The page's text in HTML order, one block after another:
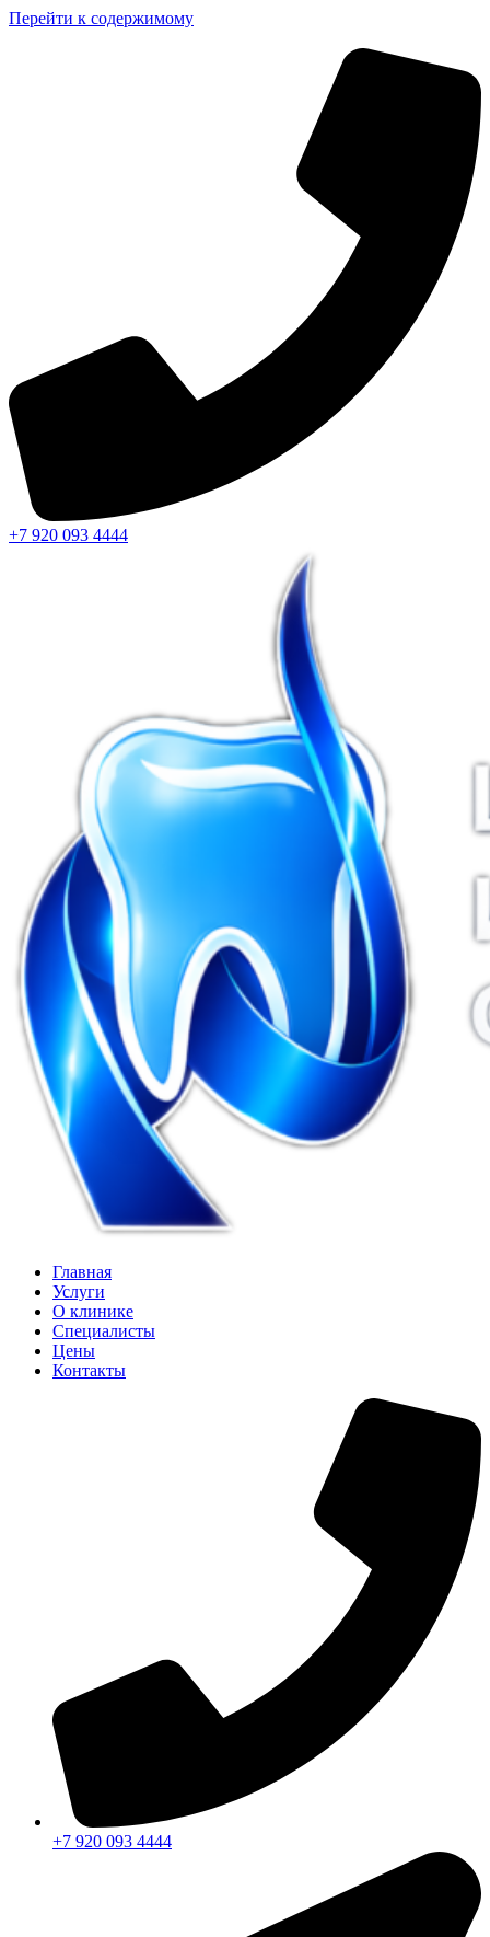
Перейти к содержимому
+7 920 093 4444
Главная
Услуги
О клинике
Специалисты
Цены
Контакты
+7 920 093 4444